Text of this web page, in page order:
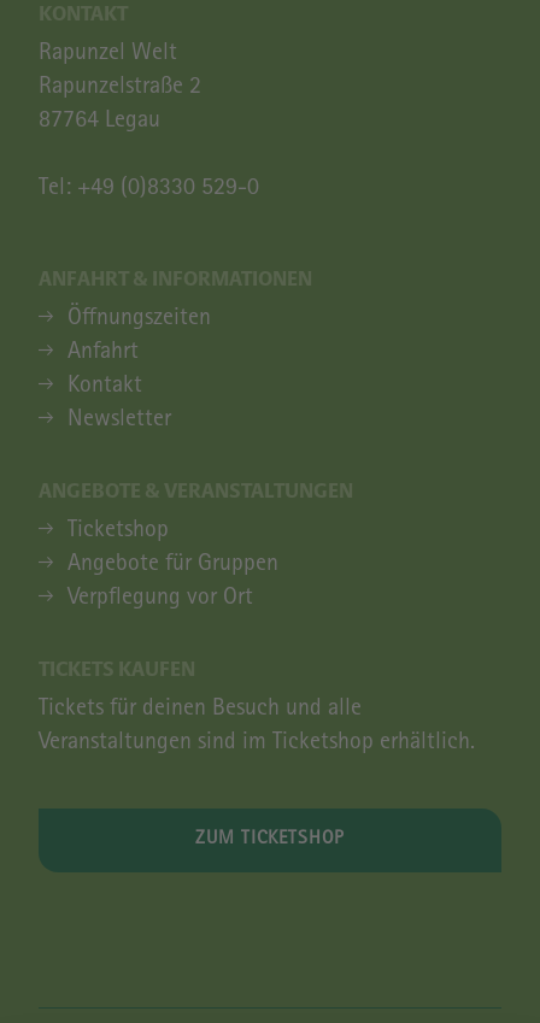
KONTAKT
Rapunzel Welt
Rapunzelstraße 2
87764 Legau
Tel: +49 (0)8330 529-0
ANFAHRT & INFORMATIONEN
ANFAHRT & INFORMATIONEN
Öffnungszeiten
Anfahrt
Kontakt
Newsletter
ANGEBOTE & VERANSTALTUNGEN
ANGEBOTE & VERANSTALTUNGEN
Ticketshop
Angebote für Gruppen
Verpflegung vor Ort
TICKETS KAUFEN
Tickets für deinen Besuch und alle
Veranstaltungen sind im Ticketshop erhältlich.
ZUM TICKETSHOP